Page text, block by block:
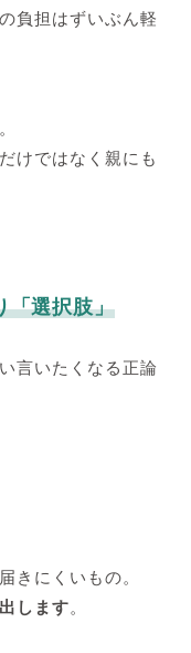
負担はずいぶん軽
けではなく親にも
「選択肢」
言いたくなる正論
きにくいもの。
します。